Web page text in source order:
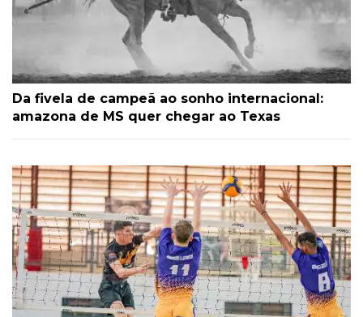
Da fivela de campeã ao sonho internacional:
amazona de MS quer chegar ao Texas